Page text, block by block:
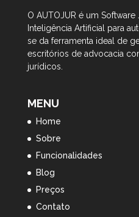
O AUTOJUR é um
Inteligência Artificial para
se da ferramenta ideal de
escritórios de advocacia
jurídicos.
MENU
Home
Sobre
Funcionalidades
Blog
Preços
Contato